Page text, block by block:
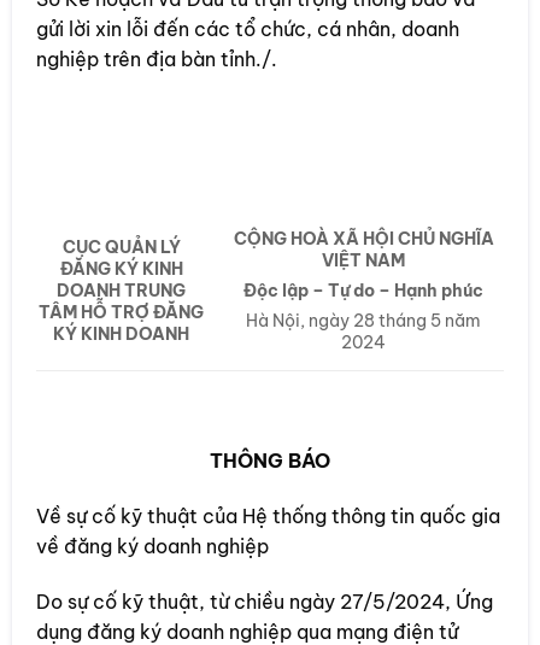
gửi lời xin lỗi đến các tổ chức, cá nhân, doanh
nghiệp trên địa bàn tỉnh./.
CỤC QUẢN LÝ
ĐĂNG KÝ KINH
DOANH TRUNG
TÂM HỖ TRỢ ĐĂNG
KÝ KINH DOANH
CỘNG HOÀ XÃ HỘI CHỦ NGHĨA
VIỆT NAM
Độc lập – Tự do – Hạnh phúc
Hà Nội, ngày 28 tháng 5 năm
2024
THÔNG BÁO
Về sự cố kỹ thuật của Hệ thống thông tin quốc gia
về đăng ký doanh nghiệp
Do sự cố kỹ thuật, từ chiều ngày 27/5/2024, Ứng
dụng đăng ký doanh nghiệp qua mạng điện tử